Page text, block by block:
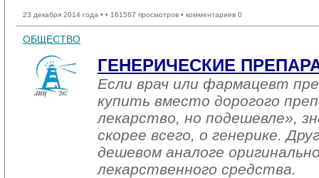
23 декабря 2014 года • • 161567 просмотров • комментариев 0
ОБЩЕСТВО
ГЕНЕРИЧЕСКИЕ
Если врач или фармацевт
купить вместо дорогого
лекарство, но подешевле»,
скорее всего, о генерике.
дешевом аналоге
лекарственного средства.